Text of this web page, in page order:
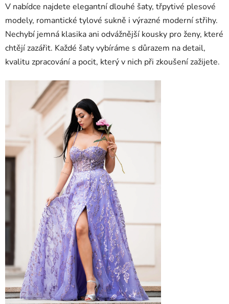
V nabídce najdete elegantní dlouhé šaty, třpytivé plesové
modely, romantické tylové sukně i výrazné moderní střihy.
Nechybí jemná klasika ani odvážnější kousky pro ženy, které
chtějí zazářit. Každé šaty vybíráme s důrazem na detail,
kvalitu zpracování a pocit, který v nich při zkoušení zažijete.